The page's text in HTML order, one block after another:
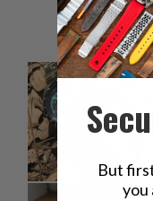
1
But
you